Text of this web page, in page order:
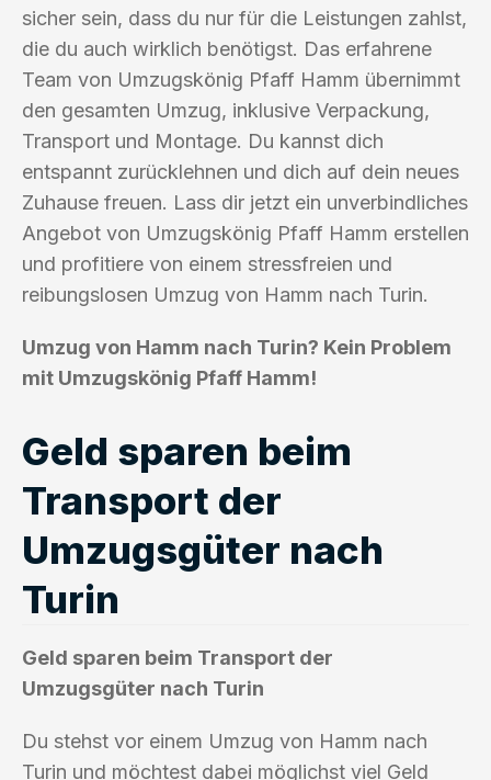
sicher sein, dass du nur für die Leistungen zahlst,
die du auch wirklich benötigst. Das erfahrene
Team von Umzugskönig Pfaff Hamm übernimmt
den gesamten Umzug, inklusive Verpackung,
Transport und Montage. Du kannst dich
entspannt zurücklehnen und dich auf dein neues
Zuhause freuen. Lass dir jetzt ein unverbindliches
Angebot von Umzugskönig Pfaff Hamm erstellen
und profitiere von einem stressfreien und
reibungslosen Umzug von Hamm nach Turin.
Umzug von Hamm nach Turin? Kein Problem
mit Umzugskönig Pfaff Hamm!
Geld sparen beim
Transport der
Umzugsgüter nach
Turin
Geld sparen beim Transport der
Umzugsgüter nach Turin
Du stehst vor einem Umzug von Hamm nach
Turin und möchtest dabei möglichst viel Geld